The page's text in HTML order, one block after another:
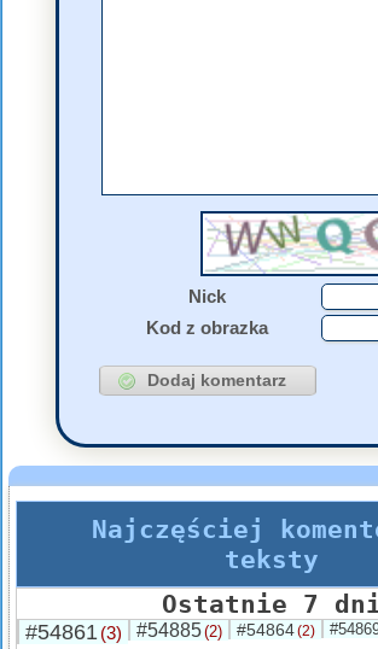
Nick
Kod z obrazka
Najczęściej
teksty
Ostatnie 7
#54861 (3) #54885(2) #54864(2)